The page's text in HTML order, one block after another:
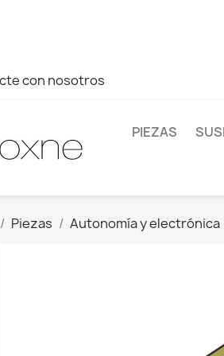
con nosotros
PIEZAS
Piezas Autonomía y electrónica